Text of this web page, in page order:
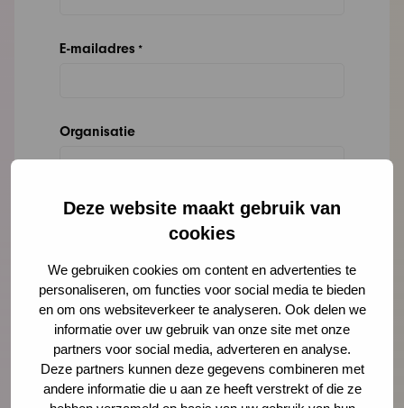
Deze website maakt gebruik van
cookies
We gebruiken cookies om content en advertenties te
personaliseren, om functies voor social media te bieden
en om ons websiteverkeer te analyseren. Ook delen we
informatie over uw gebruik van onze site met onze
partners voor social media, adverteren en analyse.
Deze partners kunnen deze gegevens combineren met
andere informatie die u aan ze heeft verstrekt of die ze
E-mailadres *
Organisatie
Bericht